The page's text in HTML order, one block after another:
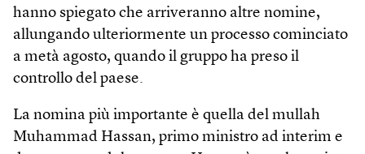
hanno spiegato che arriveranno altre nomine,
allungando ulteriormente un processo cominciato
a metà agosto, quando il gruppo ha preso il
controllo del paese.
La nomina più importante è quella del mullah
Muhammad Hassan, primo ministro ad interim e